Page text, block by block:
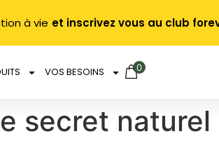
à vie et inscrivez vous au club
VOS BESOINS 0
secret